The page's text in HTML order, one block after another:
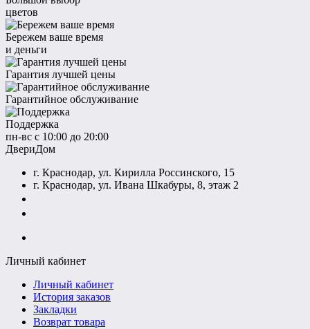
цветов
Бережем ваше время
и деньги
Гарантия лучшей цены
Гарантийное обслуживание
Поддержка
пн-вс с 10:00 до 20:00
ДвериДом
г. Краснодар, ул. Кирилла Россинского, 15
г. Краснодар, ул. Ивана Шкабуры, 8, этаж 2
Личный кабинет
Личный кабинет
История заказов
Закладки
Возврат товара